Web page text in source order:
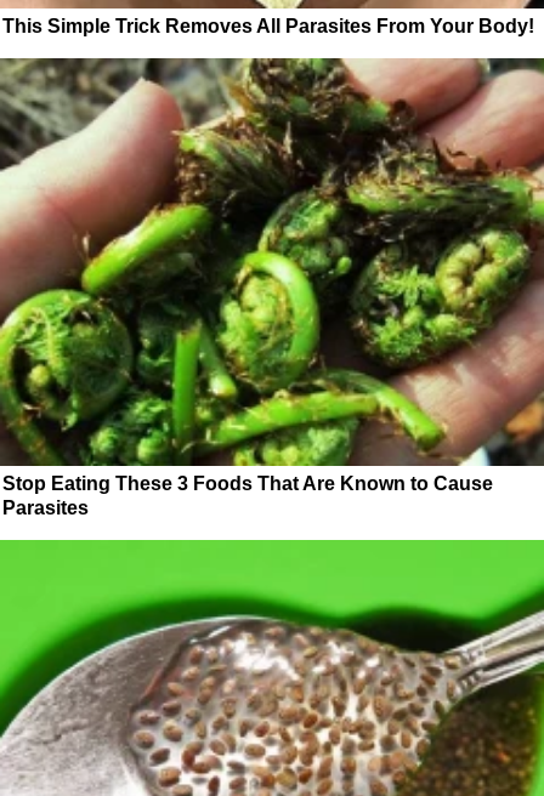
This Simple Trick Removes All Parasites From Your Body!
Stop Eating These 3 Foods That Are Known to Cause
Parasites